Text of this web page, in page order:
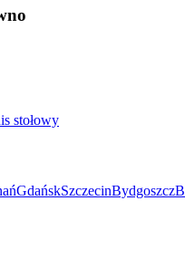
stołowy
GdańskSzczecinBydgoszcz